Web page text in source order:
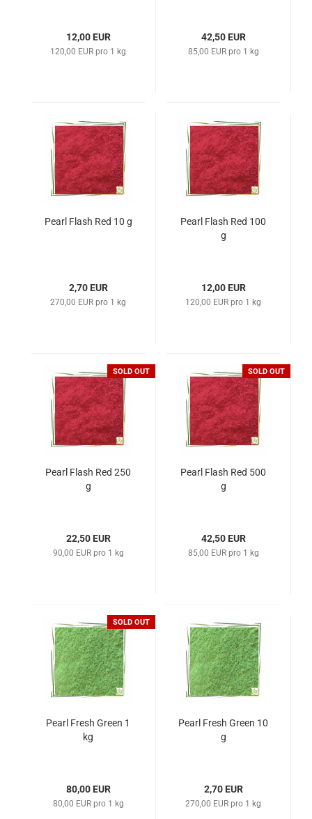
12,00 EUR
120,00 EUR pro 1 kg
42,50 EUR
85,00 EUR pro 1 kg
Pearl Flash Red 10 g
2,70 EUR
270,00 EUR pro 1 kg
Pearl Flash Red 100
g
12,00 EUR
120,00 EUR pro 1 kg
SOLD OUT
Pearl Flash Red 250
g
22,50 EUR
90,00 EUR pro 1 kg
SOLD OUT
Pearl Flash Red 500
g
42,50 EUR
85,00 EUR pro 1 kg
SOLD OUT
Pearl Fresh Green 1
kg
80,00 EUR
80,00 EUR pro 1 kg
Pearl Fresh Green 10
g
2,70 EUR
270,00 EUR pro 1 kg